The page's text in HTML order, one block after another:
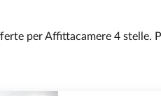
per Affittacamere 4 stelle.